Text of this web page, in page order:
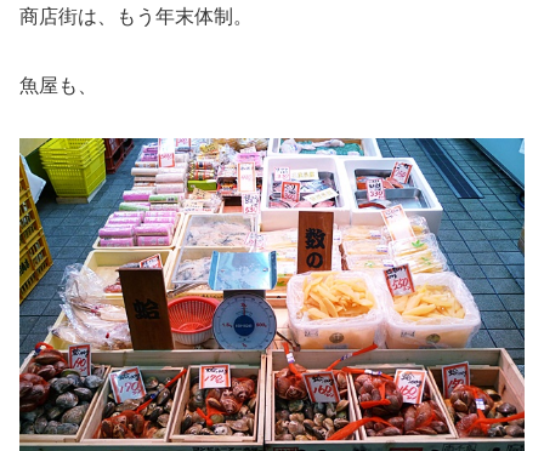
商店街は、もう年末体制。
魚屋も、